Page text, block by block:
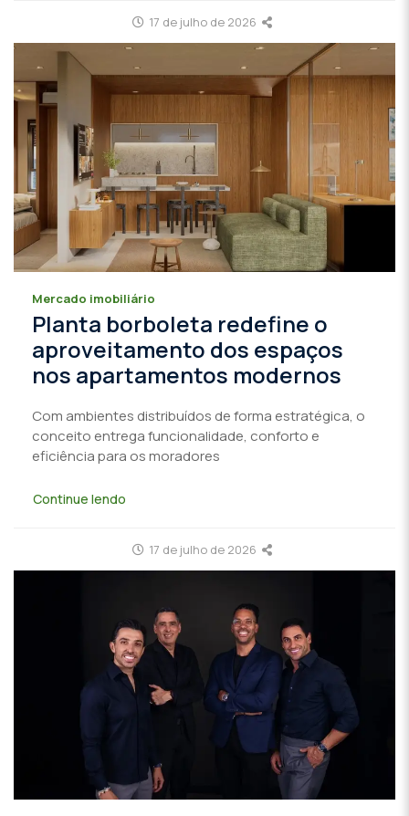
17 de julho de 2026
Mercado imobiliário
Planta borboleta redefine o
aproveitamento dos espaços
nos apartamentos modernos
Com ambientes distribuídos de forma estratégica, o
conceito entrega funcionalidade, conforto e
eficiência para os moradores
Continue lendo
17 de julho de 2026